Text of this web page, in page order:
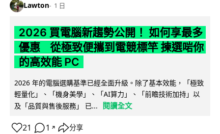
Lawton 1 日
2026 買電腦新趨勢公開！ 如何享最多
優惠 從極致便攜到電競標竿 揀選啱你
的高效能 PC
2026 年的電腦選購基準已經全面升級。除了基本效能，「極致
輕量化」、「機身美學」、「AI算力」、「前瞻技術加持」以
及「品質與售後服務」 已...
閱讀全文
21 1 ↗ 分享